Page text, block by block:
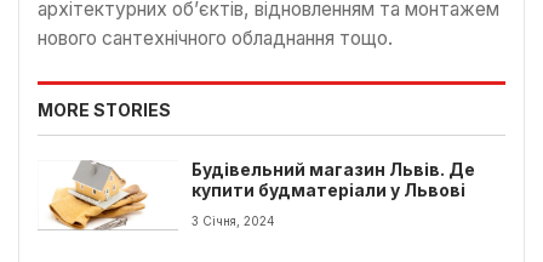
архітектурних об’єктів, відновленням та монтажем
нового сантехнічного обладнання тощо.
MORE STORIES
Будівельний магазин Львів. Де
купити будматеріали у Львові
3 Січня, 2024